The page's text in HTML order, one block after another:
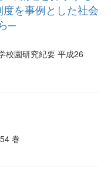
を事例とした社会
─
校園研究紀要 平成26
巻